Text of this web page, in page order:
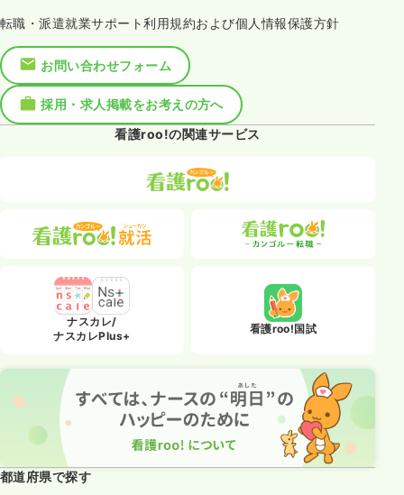
転職・派遣就業サポート利用規約および個人情報保護方針
お問い合わせフォーム
採用・求人掲載をお考えの方へ
看護roo!の関連サービス
ナスカレ/
ナスカレPlus+
看護roo!国試
都道府県で探す